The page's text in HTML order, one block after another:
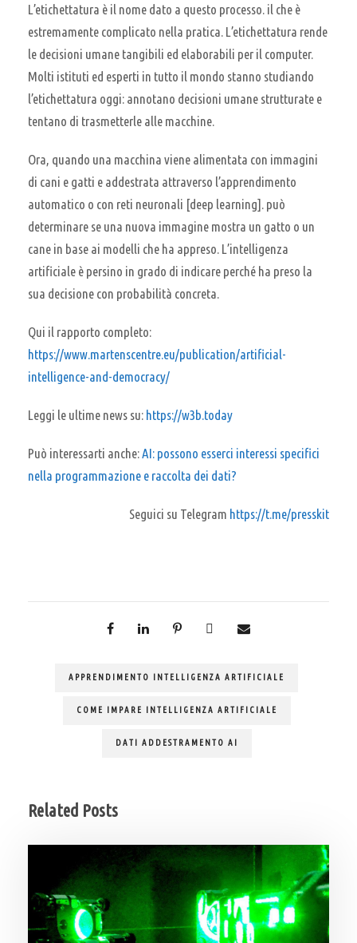
L’etichettatura è il nome dato a questo processo. il che è
estremamente complicato nella pratica. L’etichettatura rende
le decisioni umane tangibili ed elaborabili per il computer.
Molti istituti ed esperti in tutto il mondo stanno studiando
l’etichettatura oggi: annotano decisioni umane strutturate e
tentano di trasmetterle alle macchine.
Ora, quando una macchina viene alimentata con immagini
di cani e gatti e addestrata attraverso l’apprendimento
automatico o con reti neuronali [deep learning]. può
determinare se una nuova immagine mostra un gatto o un
cane in base ai modelli che ha appreso. L’intelligenza
artificiale è persino in grado di indicare perché ha preso la
sua decisione con probabilità concreta.
Qui il rapporto completo:
https://www.martenscentre.eu/publication/artificial-
intelligence-and-democracy/
Leggi le ultime news su: https://w3b.today
Può interessarti anche:AI: possono esserci interessi specifici
nella programmazione e raccolta dei dati?
Seguici su Telegram https://t.me/presskit
APPRENDIMENTO INTELLIGENZA ARTIFICIALE
COME IMPARE INTELLIGENZA ARTIFICIALE
DATI ADDESTRAMENTO AI
Related Posts